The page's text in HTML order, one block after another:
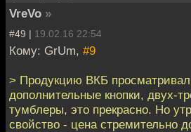
VreVo »
#49 | 19.02.16 22:54
Кому: GrUm, #9
> Продукцию ВКБ
дополнительные кнопки, двух-
тумблеры, это прекрасно. Но
свойство - цена стремительно